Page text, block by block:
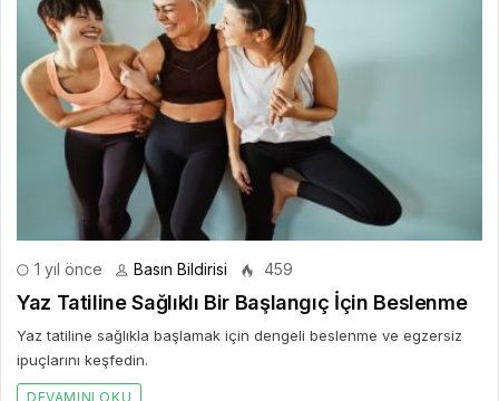
1 yıl önce Basın Bildirisi 459
Yaz Tatiline Sağlıklı Bir Başlangıç İçin Beslenme
Yaz tatiline sağlıkla başlamak için dengeli beslenme ve egzersiz
ipuçlarını keşfedin.
DEVAMINI OKU